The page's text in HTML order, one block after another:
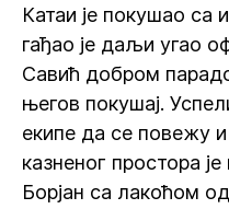
Катаи је покушао са
гађао је даљи угао
Савић добром
његов покушај.
екипе да се повежу
казненог простора
Борјан са лакоћом